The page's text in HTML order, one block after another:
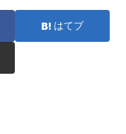
はてブ